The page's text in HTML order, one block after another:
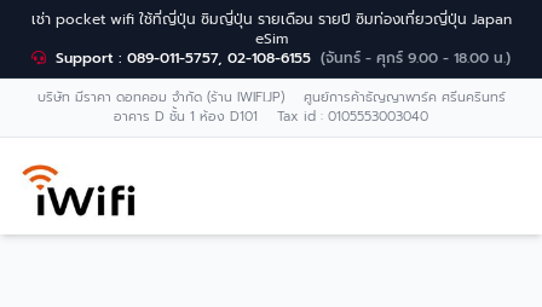
เช่า pocket wifi ใช้ที่ญี่ปุ่น ซิมญี่ปุ่น รายเดือน รายปี ซิมท่องเที่ยวญี่ปุ่น Japan
eSim
Support : 089-011-5757, 02-108-6155 (จันทร์ - ศุกร์ 9.00 - 18.00 น.)
บริษัท มีราคา ดอทคอม จำกัด (ร้าน IWIFI.JP) ศูนย์การค้าธัญญาพาร์ค ศรีนครินทร์
อาคาร D ชั้น 1 ห้อง D101 Tax id : 0105553003040